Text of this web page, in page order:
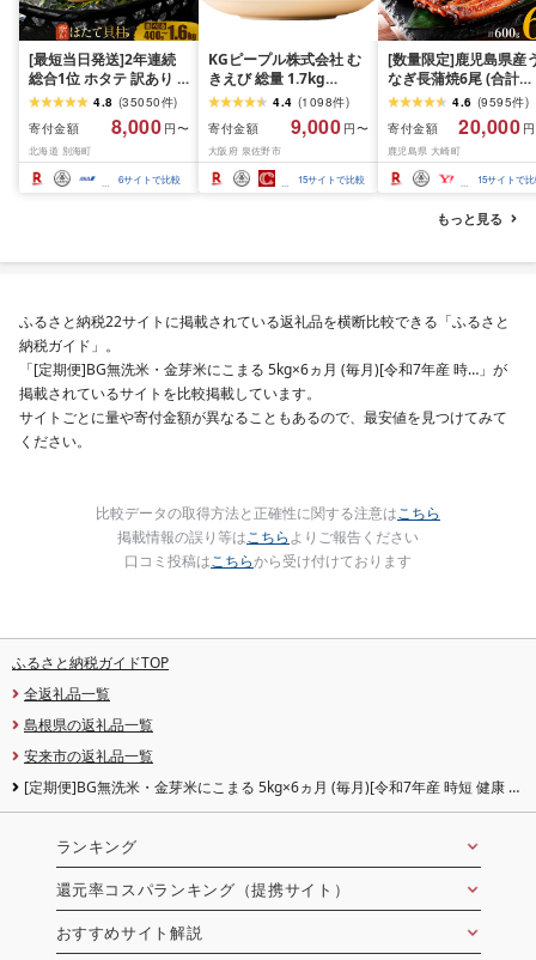
[最短当日発送]2年連続
総合1位 ホタテ 訳あり (
ふるさと納税 ほたて ふ
るさと納税 訳あり 帆立
ふるさと わけあり ホタ
テ貝柱 貝 人気 不揃い 刺
身 規格外 魚介 ランキン
グ 海鮮 冷凍 発送時期が
4.8 (35050件)
寄付金額
8,000 円〜
北海道 別海町
6サイトで比較
KGピープル株式会社 む
きえび 総量 1.7kg
(850g×2P) 特大 5Lサイ
ズ バナメイエビ バラ凍
結 下処理不要 サイズ不
揃い 訳あり
4.4 (1098件)
寄付金額
9,000 円〜
大阪府 泉佐野市
15サイトで比較
[数量限定]鹿児島県産
なぎ長蒲焼6尾 (合計
600g以上)4.6 (9595件)
寄付金額
20,000
鹿児島県 大崎町
15サイトで
もっと見る
ふるさと納税22サイトに掲載されている返礼品を横断比較できる「ふるさと
納税ガイド」。
「[定期便]BG無洗米・金芽米にこまる 5kg×6ヵ月 (毎月)[令和7年産 時…」が
掲載されているサイトを比較掲載しています。
サイトごとに量や寄付金額が異なることもあるので、最安値を見つけてみて
ください。
比較データの取得方法と正確性に関する注意はこちら
掲載情報の誤り等はこちらよりご報告ください
口コミ投稿はこちらから受け付けております
ふるさと納税ガイドTOP
全返礼品一覧
島根県の返礼品一覧
安来市の返礼品一覧
[定期便]BG無洗米・金芽米にこまる 5kg×6ヵ月 (毎月)[令和7年産 時短 健康 米
ランキング
還元率コスパランキング（提携サイト）
おすすめサイト解説